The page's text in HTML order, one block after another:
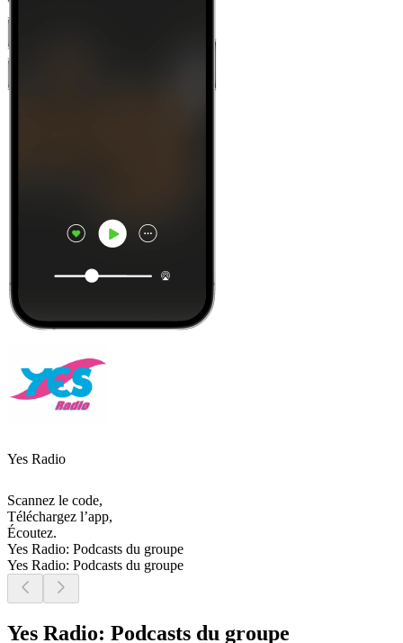
Yes Radio
Scannez le code,
Téléchargez l’app,
Écoutez.
Yes Radio: Podcasts du groupe
Yes Radio: Podcasts du groupe
Yes Radio: Podcasts du groupe